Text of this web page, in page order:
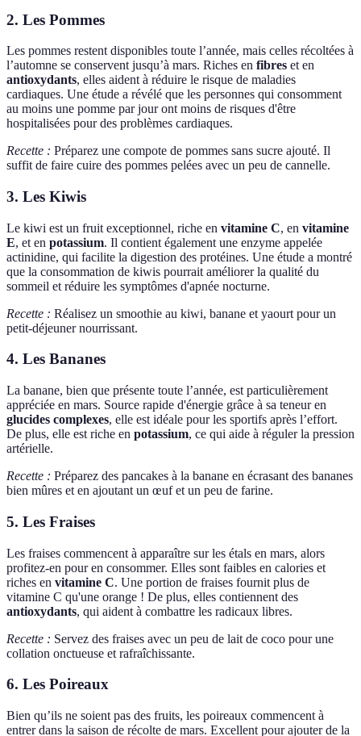
2. Les Pommes
Les pommes restent disponibles toute l’année, mais celles récoltées à
l’automne se conservent jusqu’à mars. Riches en fibres et en
antioxydants, elles aident à réduire le risque de maladies
cardiaques. Une étude a révélé que les personnes qui consomment
au moins une pomme par jour ont moins de risques d'être
hospitalisées pour des problèmes cardiaques.
Recette : Préparez une compote de pommes sans sucre ajouté. Il
suffit de faire cuire des pommes pelées avec un peu de cannelle.
3. Les Kiwis
Le kiwi est un fruit exceptionnel, riche en vitamine C, en vitamine
E, et en potassium. Il contient également une enzyme appelée
actinidine, qui facilite la digestion des protéines. Une étude a montré
que la consommation de kiwis pourrait améliorer la qualité du
sommeil et réduire les symptômes d'apnée nocturne.
Recette : Réalisez un smoothie au kiwi, banane et yaourt pour un
petit-déjeuner nourrissant.
4. Les Bananes
La banane, bien que présente toute l’année, est particulièrement
appréciée en mars. Source rapide d'énergie grâce à sa teneur en
glucides complexes, elle est idéale pour les sportifs après l’effort.
De plus, elle est riche en potassium, ce qui aide à réguler la pression
artérielle.
Recette : Préparez des pancakes à la banane en écrasant des bananes
bien mûres et en ajoutant un œuf et un peu de farine.
5. Les Fraises
Les fraises commencent à apparaître sur les étals en mars, alors
profitez-en pour en consommer. Elles sont faibles en calories et
riches en vitamine C. Une portion de fraises fournit plus de
vitamine C qu'une orange ! De plus, elles contiennent des
antioxydants, qui aident à combattre les radicaux libres.
Recette : Servez des fraises avec un peu de lait de coco pour une
collation onctueuse et rafraîchissante.
6. Les Poireaux
Bien qu’ils ne soient pas des fruits, les poireaux commencent à
entrer dans la saison de récolte de mars. Excellent pour ajouter de la